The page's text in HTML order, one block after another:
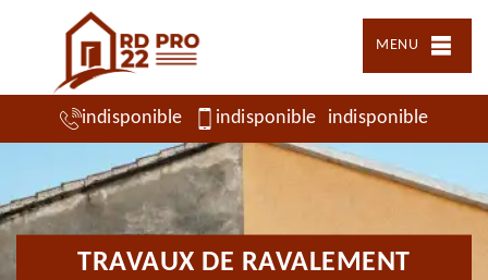
MENU
indisponible indisponible indisponible
TRAVAUX DE RAVALEMENT